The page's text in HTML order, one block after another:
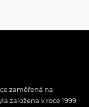
zaměřená na
založena v roce 1999